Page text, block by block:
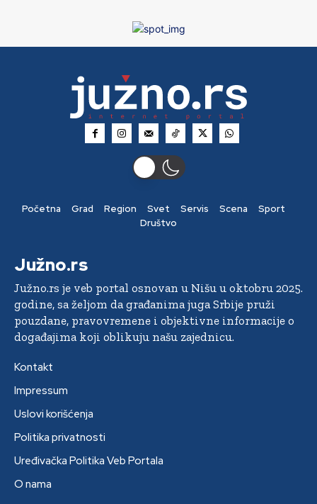
Početna Grad Region Svet Servis Scena
Sport
Društvo
Južno.rs
Južno.rs je veb portal osnovan u Nišu u oktobru 2025.
godine, sa željom da građanima juga Srbije pruži
pouzdane, pravovremene i objektivne informacije o
događajima koji oblikuju našu zajednicu.
Kontakt
Impressum
Uslovi korišćenja
Politika privatnosti
Uređivačka Politika Veb Portala
O nama